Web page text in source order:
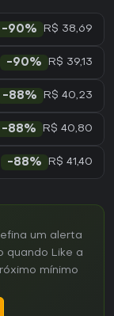
-90% R$ 38,69
-90% R$ 39,13
-88% R$ 40,23
-88% R$ 40,80
-88% R$ 41,40
um alerta
quando Like a
mínimo